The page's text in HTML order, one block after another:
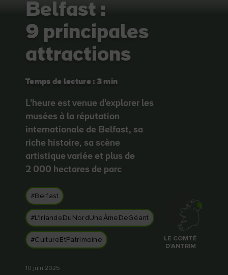
J'aime
Pierre de Blarney au
château de Blarney
Game of Thrones Studio
Belfast :
9 principales
attractions
Temps de lecture : 3 min
L'heure est venue d'explorer les
musées à la réputation
internationale de Belfast, sa
riche histoire, sa scène
artistique variée et plus de
2 000 hectares de parc
#Belfast
#L'IrlandeDuNordUneÂmeDeGéant
#CultureEtPatrimoine
10 juin 2025
LE COMTÉ
D'ANTRIM